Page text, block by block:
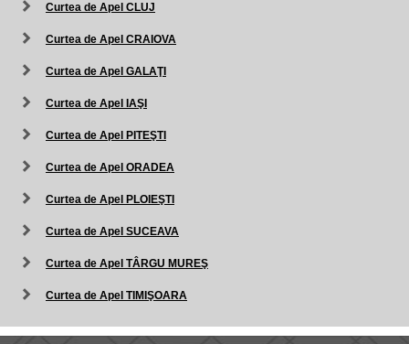
Curtea de Apel CLUJ
Curtea de Apel CRAIOVA
Curtea de Apel GALAŢI
Curtea de Apel IAŞI
Curtea de Apel PITEŞTI
Curtea de Apel ORADEA
Curtea de Apel PLOIEŞTI
Curtea de Apel SUCEAVA
Curtea de Apel TÂRGU MUREŞ
Curtea de Apel TIMIŞOARA